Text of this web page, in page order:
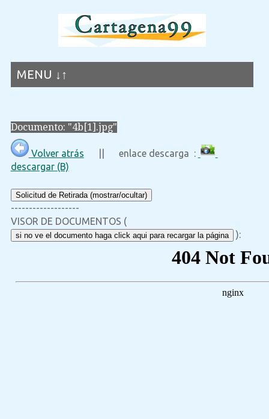
MENU ↓↑
Documento: "4b[1].jpg"
Volver atrás || enlace descarga :
descargar (B)
Solicitud de Retirada (mostrar/ocultar)
-------------------
VISOR DE DOCUMENTOS (
si no ve el documento haga click aqui para recargar la página ):